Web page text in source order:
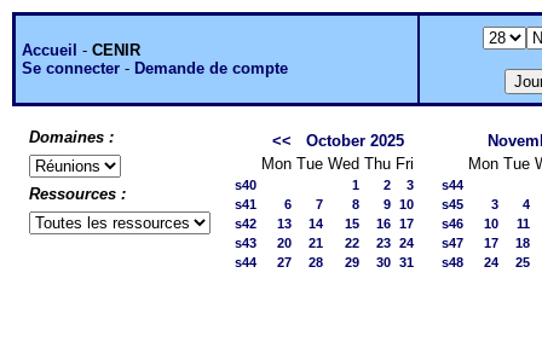
Accueil - CENIR
Se connecter - Demande de compte
Domaines :
Ressources :
<<
October 2025
Mon Tue Wed Thu Fri
s40 1 2
3
s41
6 7 8 9 10
s42
13 14 15 16 17
s43
20 21 22 23 24
s44
27 28 29 30 31
Mon Tue
s44
s45
3
4
s46
10
11
s47
17
18
s48
24 25